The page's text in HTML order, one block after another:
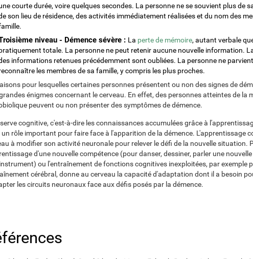
courte durée, voire quelques secondes. La personne ne se souvient plus de
son lieu de résidence, des activités immédiatement réalisées et du nom des
niveau - Démence sévère : La perte de mémoire, autant verbale
totale. La personne ne peut retenir aucune nouvelle information.
informations retenues précédemment sont oubliées. La personne ne
les membres de sa famille, y compris les plus proches.
pour lesquelles certaines personnes présentent ou non des signes de
énigmes concernant le cerveau. En effet, des personnes atteintes de la
peuvent ou non présenter des symptômes de démence.
cognitive, c'est-à-dire les connaissances accumulées grâce à
un rôle important pour faire face à l'apparition de la démence. L'apprentissage
à modifier son activité neuronale pour relever le défi de la nouvelle situation.
d'une nouvelle compétence (pour danser, dessiner, parler une
ou l'entraînement de fonctions cognitives inexploitées, par exemple
cérébral, donne au cerveau la capacité d'adaptation dont il a besoin
les circuits neuronaux face aux défis posés par la démence.